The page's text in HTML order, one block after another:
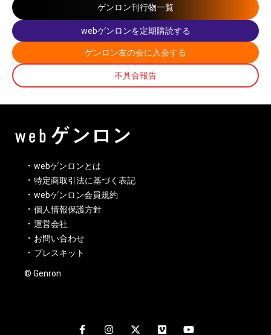
ゲンロン刊行物一覧
webゲンロンを定期購読する
ゲンロン友の会に入会する
不具合報告
webゲンロンとは
特定商取引法に基づく表記
webゲンロン会員規約
個人情報保護方針
運営会社
お問い合わせ
プレスキット
© Genron